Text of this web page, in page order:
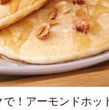
！アーモンドホッ